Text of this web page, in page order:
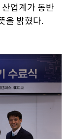
산업계가 동반
을 밝혔다.